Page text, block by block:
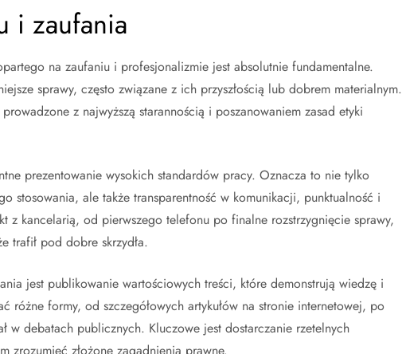
i zaufania
na zaufaniu i profesjonalizmie jest absolutnie fundamentalne.
sprawy, często związane z ich przyszłością lub dobrem materialnym.
z najwyższą starannością i poszanowaniem zasad etyki
prezentowanie wysokich standardów pracy. Oznacza to nie tylko
stosowania, ale także transparentność w komunikacji, punktualność i
z kancelarią, od pierwszego telefonu po finalne rozstrzygnięcie sprawy,
trafił pod dobre skrzydła.
jest publikowanie wartościowych treści, które demonstrują wiedzę i
różne formy, od szczegółowych artykułów na stronie internetowej, po
w debatach publicznych. Kluczowe jest dostarczanie rzetelnych
złożone zagadnienia prawne.